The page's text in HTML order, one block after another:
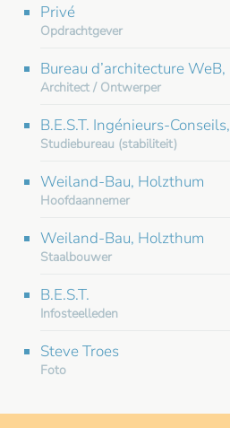
Privé
Opdrachtgever
Bureau d’architecture
Architect / Ontwerper
B.E.S.T. Ingénieurs-
Studiebureau (stabiliteit)
Weiland-Bau, Holzthum
Hoofdaannemer
Weiland-Bau, Holzthum
Staalbouwer
B.E.S.T.
Infosteelleden
Steve Troes
Foto